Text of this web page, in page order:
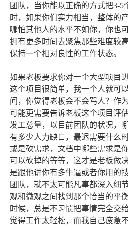
团队，当你能以正确的方式把3-5
时，如果你们实力相当，整体的
哪怕其他人的水平不如你，你也
拥有更多时间去聚焦那些难度较
保持一个相对良性的工作状态。
如果老板要求你对一个大型项目
这个项目很简单，我一个人就可
间，你觉得老板会不会骂人？作
可能更需要告诉老板这个项目评
发工总量，以目前团队的状况，
有多少人力缺口，最迟需要什么
或是砍需求，文档中哪些需求是
可以砍掉的等等，这才是老板做
是跟他讲你有多牛逼或者你用的
团队，就不太可能凡事都深入细
观和微观之间找到那个恰当的平
时候，总是不习惯把事情完全交
觉得工作太轻松，而我自己疲惫